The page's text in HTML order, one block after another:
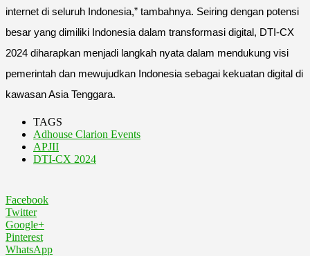
internet di seluruh Indonesia,” tambahnya. Seiring dengan potensi
besar yang dimiliki Indonesia dalam transformasi digital, DTI-CX
2024 diharapkan menjadi langkah nyata dalam mendukung visi
pemerintah dan mewujudkan Indonesia sebagai kekuatan digital di
kawasan Asia Tenggara.
TAGS
Adhouse Clarion Events
APJII
DTI-CX 2024
Facebook
Twitter
Google+
Pinterest
WhatsApp